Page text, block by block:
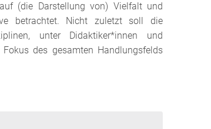
(die Darstellung von) Vielfalt und
betrachtet. Nicht zuletzt soll die
unter Didaktiker*innen und
des gesamten Handlungsfelds